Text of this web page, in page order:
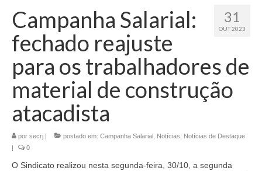
Eleição 2024 – Comissão Eleitoral
Histórico
Diretoria
Estatuto
Atendimentos
Coletivo Margaridas
Coletivo de Igualdade Racial
31
OUT 2023
Campanha Salarial:
fechado reajuste
para os trabalhadores de
material de construção
atacadista
por secrj | postado em: Campanha Salarial Notícias
Notícias de Destaque
|
0
O Sindicato realizou nesta segunda-feira, 30/10, a segunda